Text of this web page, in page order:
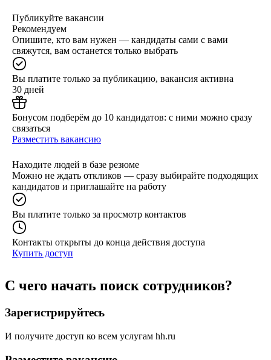
Публикуйте вакансии
Рекомендуем
Опишите, кто вам нужен — кандидаты сами с вами
свяжутся, вам останется только выбрать
Вы платите только за публикацию, вакансия активна
30 дней
Бонусом подберём до 10 кандидатов: с ними можно сразу
связаться
Разместить вакансию
Находите людей в базе резюме
Можно не ждать откликов — сразу выбирайте подходящих
кандидатов и приглашайте на работу
Вы платите только за просмотр контактов
Контакты открыты до конца действия доступа
Купить доступ
С чего начать поиск сотрудников?
Зарегистрируйтесь
И получите доступ ко всем услугам hh.ru